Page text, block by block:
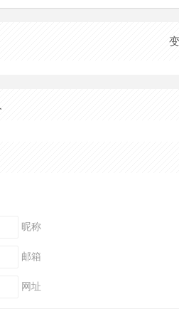
昵称
邮箱
网址